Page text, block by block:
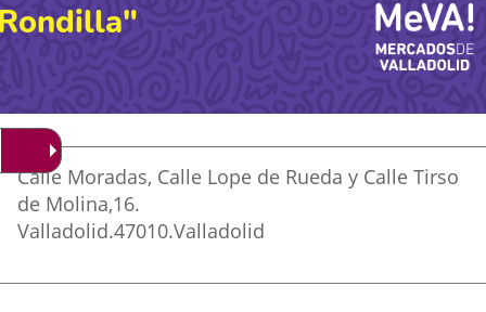
Dirección
Adresse
postale
Calle Moradas, Calle Lope de Rueda y Calle Tirso
de Molina,16.
Valladolid.47010.Valladolid